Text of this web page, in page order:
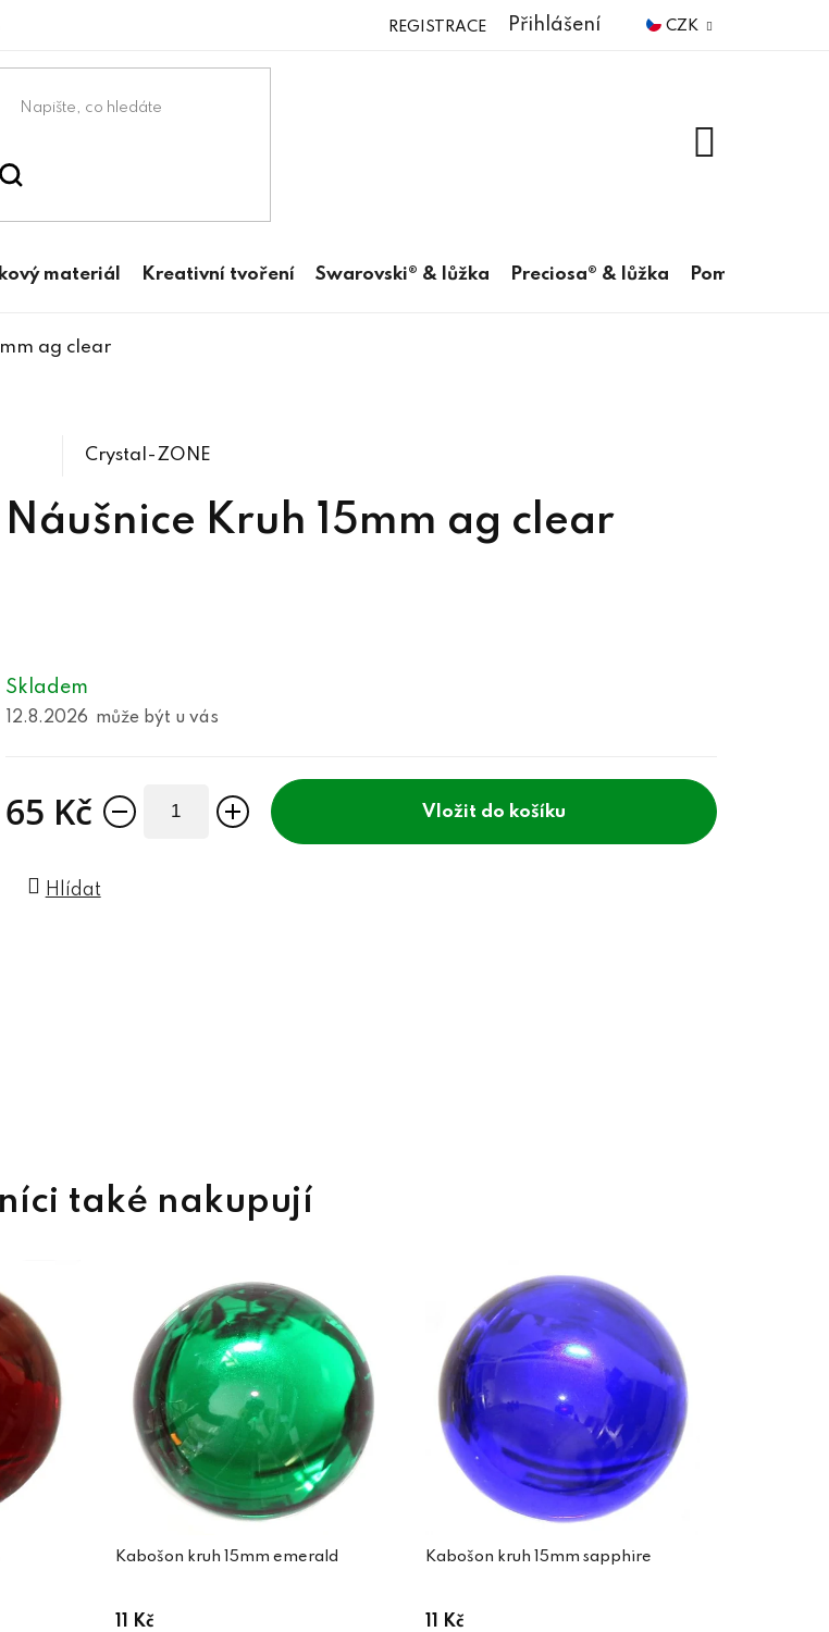
CZK
Přihlášení
REGISTRACE
materiál Kreativní tvoření Swarovski® & lůžka Preciosa® & lůžka Pomůcky
ag clear
Náušnice Kruh 15mm ag clear
Crystal-ZONE
Skladem
12.8.2026
65 Kč do košíku
Hlídat
Kabošon kruh 15mm emerald
11 Kč
Kabošon kruh 15mm sapphire
11 Kč